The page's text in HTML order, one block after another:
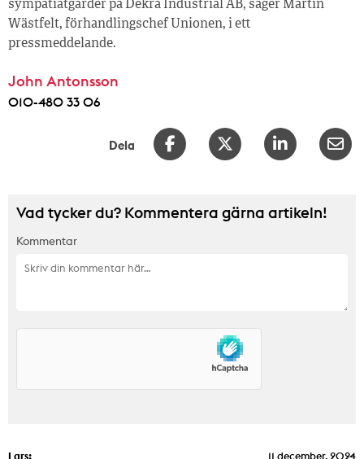
sympatiåtgärder på Dekra Industrial AB, säger Martin
Wästfelt, förhandlingschef Unionen, i ett
pressmeddelande.
John Antonsson
010-480 33 06
Dela
Vad tycker du? Kommentera gärna artikeln!
Kommentar
Lars:
11 december, 2024